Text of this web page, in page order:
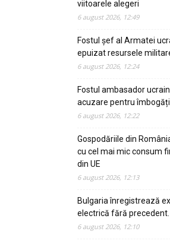
viitoarele alegeri
6 august 2026, 12:49
Fostul șef al Armatei
epuizat resursele
6 august 2026, 12:24
Fostul ambasador
acuzare pentru
6 august 2026, 12:22
Gospodăriile din
cu cel mai mic consum
din UE
6 august 2026, 12:13
Bulgaria înregistrează
electrică fără precedent.
6 august 2026, 12:10